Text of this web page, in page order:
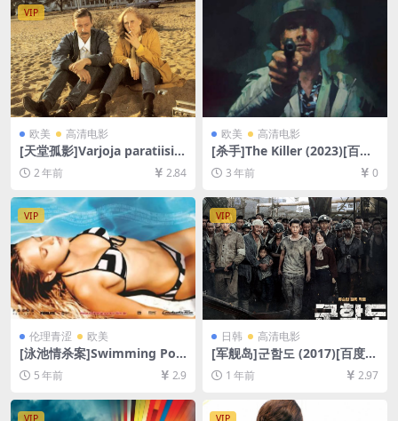
VIP
欧美 高清电影
[天堂孤影]Varjoja paratiisiss
a (1986)[百度网盘+夸克网盘1
080P超清未删减资源][网盘在
文字幕]
2 年前 2.84
欧美 高清电影
[杀手]The Killer (2023)[百度
网盘+夸克网盘1080P超清未
删减资源][网盘在线播放/下
3 年前 0
VIP
伦理青涩 欧美
[泳池情杀案]Swimming Poo
l (2003)[百度网盘+迅雷云盘
资源1080P超清未删减][MP4/
6.5GB][原声中字]【视频文件
+防和谐压缩包（含解压密
5 年前 2.9
VIP
日韩 高清电影
[军舰岛]군함도 (2017)[百度网
盘+夸克网盘1080P超清未删
减资源][网盘在线播放/下载]
[MP4/8.6GB][中文字幕]
1 年前 2.97